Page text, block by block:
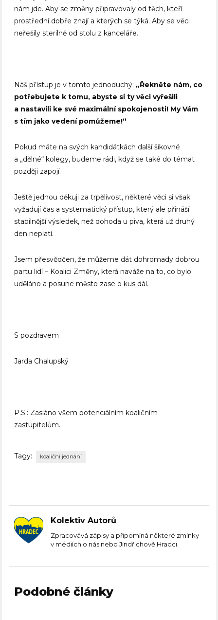
nám jde. Aby se změny připravovaly od těch, kteří
prostřední dobře znají a kterých se týká. Aby se věci
neřešily sterilně od stolu z kanceláře.
Náš přístup je v tomto jednoduchý: „Řekněte nám, co
potřebujete k tomu, abyste si ty věci vyřešili
a nastavili ke své maximální spokojenosti! My Vám
s tím jako vedení pomůžeme!“
Pokud máte na svých kandidátkách další šikovné
a „dělné“ kolegy, budeme rádi, když se také do témat
později zapojí.
Ještě jednou děkuji za trpělivost, některé věci si však
vyžadují čas a systematický přístup, který ale přináší
stabilnější výsledek, než dohoda u piva, která už druhý
den neplatí.
Jsem přesvědčen, že můžeme dát dohromady dobrou
partu lidí – Koalici Změny, která naváže na to, co bylo
uděláno a posune město zase o kus dál.
S pozdravem
Jarda Chalupský
P.S.: Zasláno všem potenciálním koaličním
zastupitelům.
Tagy: koaliční jednání
Kolektiv Autorů
Zpracovává zápisy a připomíná některé zmínky
v médiích o nás nebo Jindřichově Hradci.
Podobné články